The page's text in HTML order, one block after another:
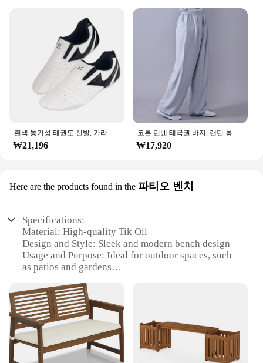
₩21,196 ₩17,920
Here are the products found in the 파티오 벤치
Specifications:
Material: High-quality Tik Oil
Design and Style: Sleek and modern bench design
Usage and Purpose: Ideal for outdoor spaces, such
as patios and gardens
resistant
Shape or Size or Weight or Quantity: Available in
various sizes to suit different needs
Applicable People: Perfect for homeowners and
businesses looking for functional yet stylish
furniture